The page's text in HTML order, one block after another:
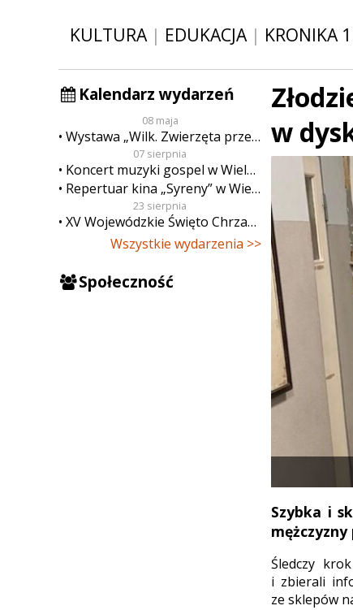
KULTURA| EDUKACJA| KRONIKA
Kalendarz wydarzeń
08 maja
Wystawa „Wilk. Zwierzęta przeklęte”
07 sierpnia
Koncert muzyki gospel w Wieluniu
Repertuar kina „Syreny” w Wieluniu w dn. od 7 do 13 sierpnia
23 sierpnia
XV Wojewódzkie Święto Chrzanu
Wszystkie wydarzenia >>
Społeczność
w
Szybka i
Śledczy
i zbierali
ze sklepów